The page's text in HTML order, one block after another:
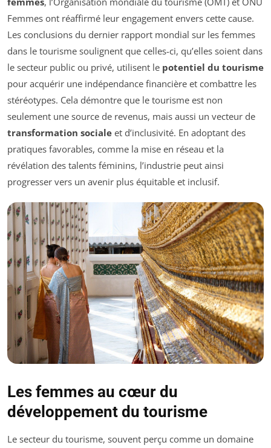
Femmes ont réaffirmé leur engagement envers cette cause.
Les conclusions du dernier rapport mondial sur les femmes
dans le tourisme soulignent que celles-ci, qu’elles soient dans
le secteur public ou privé, utilisent le potentiel du tourisme
pour acquérir une indépendance financière et combattre les
stéréotypes. Cela démontre que le tourisme est non
seulement une source de revenus, mais aussi un vecteur de
transformation sociale et d’inclusivité. En adoptant des
pratiques favorables, comme la mise en réseau et la
révélation des talents féminins, l’industrie peut ainsi
progresser vers un avenir plus équitable et inclusif.
Les femmes au cœur du
développement du tourisme
Le secteur du tourisme, souvent perçu comme un domaine